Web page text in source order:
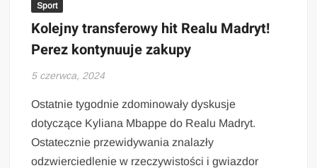
Sport
Kolejny transferowy hit Realu Madryt!
Perez kontynuuje zakupy
5 czerwca, 2024
Ostatnie tygodnie zdominowały dyskusje
dotyczące Kyliana Mbappe do Realu Madryt.
Ostatecznie przewidywania znalazły
odzwierciedlenie w rzeczywistości i gwiazdor